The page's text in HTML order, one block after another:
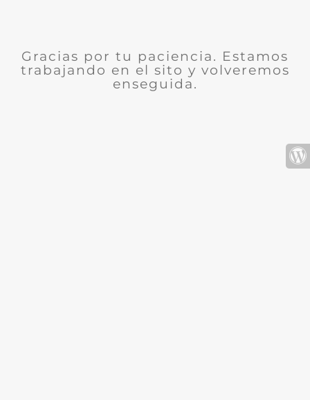
Gracias por tu paciencia. Estamos
trabajando en el sito y volveremos
enseguida.